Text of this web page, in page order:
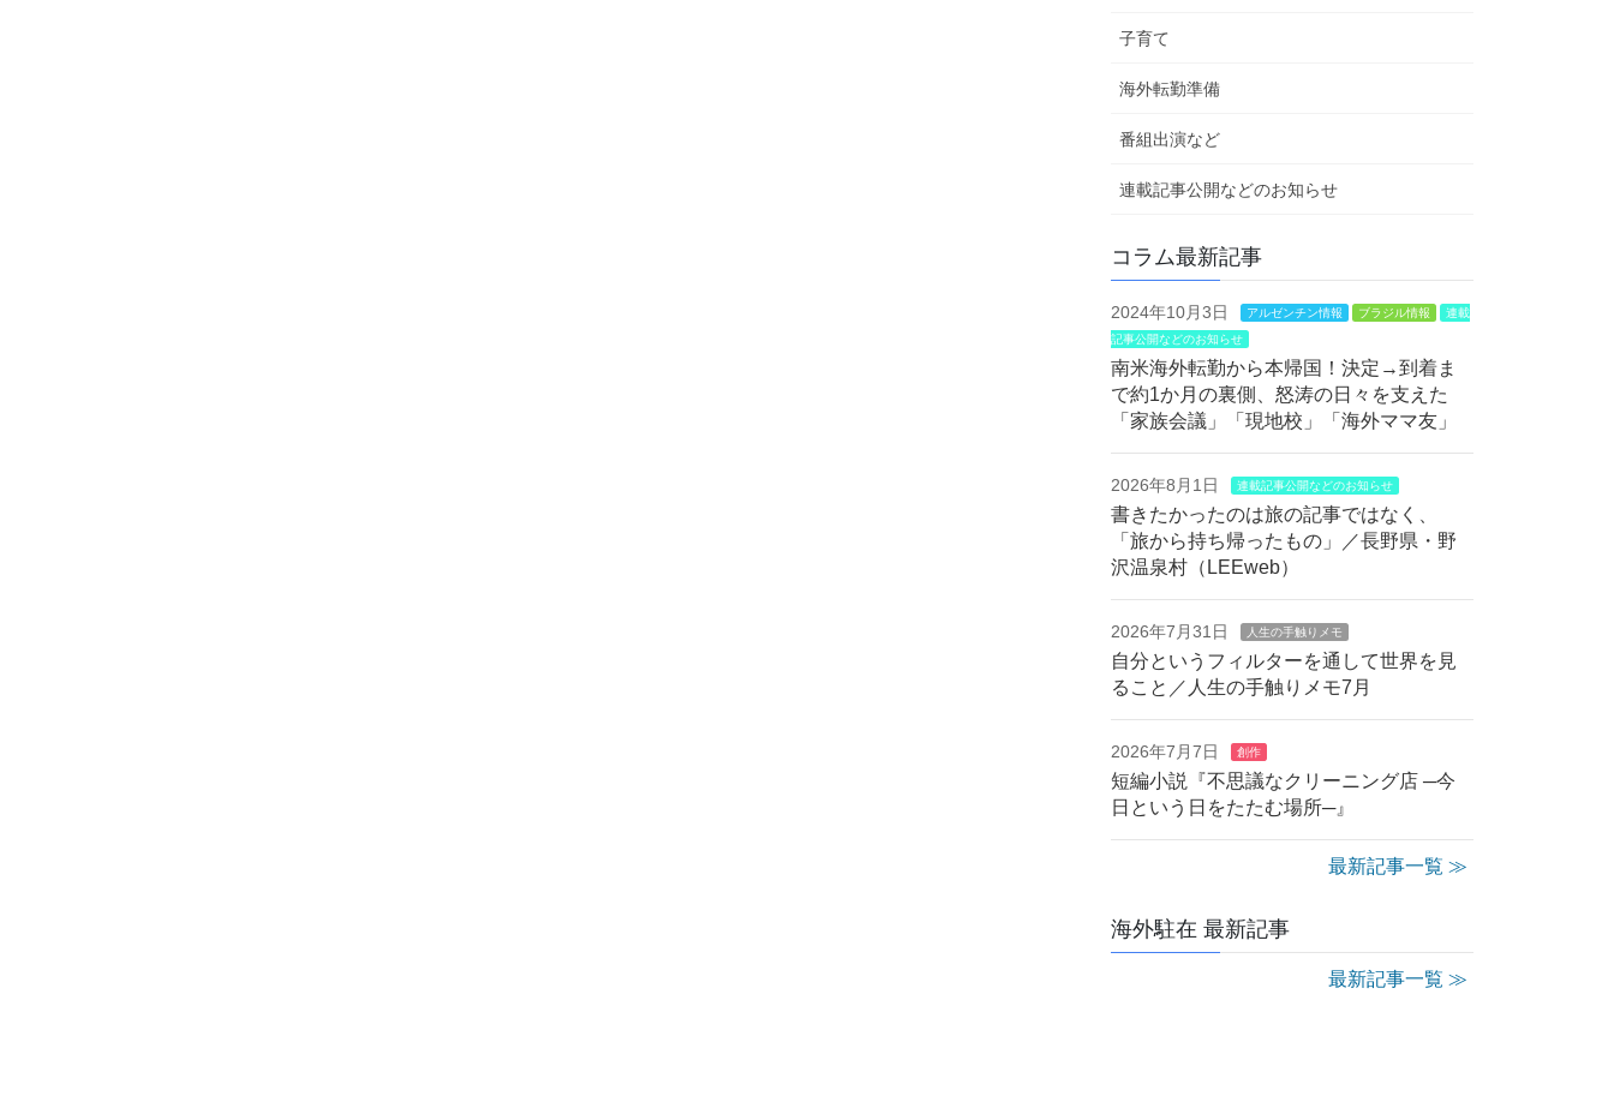
子育て
海外転勤準備
番組出演など
連載記事公開などのお知らせ
コラム最新記事
2024年10月3日 アルゼンチン情報 ブラジル情報
連載
記事公開などのお知らせ
南米海外転勤から本帰国！決定→到着ま
で約1か月の裏側、怒涛の日々を支えた
「家族会議」「現地校」「海外ママ友」
2026年8月1日 連載記事公開などのお知らせ
書きたかったのは旅の記事ではなく、
「旅から持ち帰ったもの」／長野県・野
沢温泉村（LEEweb）
2026年7月31日 人生の手触りメモ
自分というフィルターを通して世界を見
ること／人生の手触りメモ7月
2026年7月7日 創作
短編小説『不思議なクリーニング店 ─今
日という日をたたむ場所─』
最新記事一覧 ≫
海外駐在 最新記事
最新記事一覧 ≫